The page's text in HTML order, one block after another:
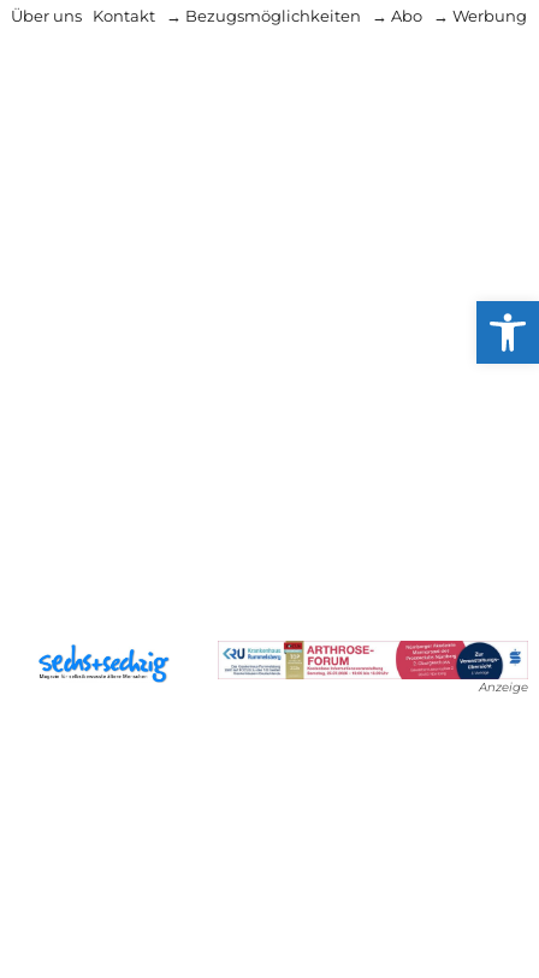
Über uns Kontakt → Bezugsmöglichkeiten → Abo → Werbung
Anzeige